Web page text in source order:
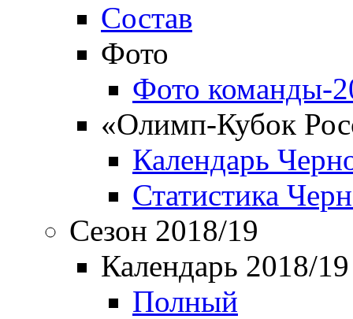
Состав
Фото
Фото команды-
«Олимп-Кубок
Календарь
Статистика
Сезон 2018/19
Календарь 2018/19
Полный